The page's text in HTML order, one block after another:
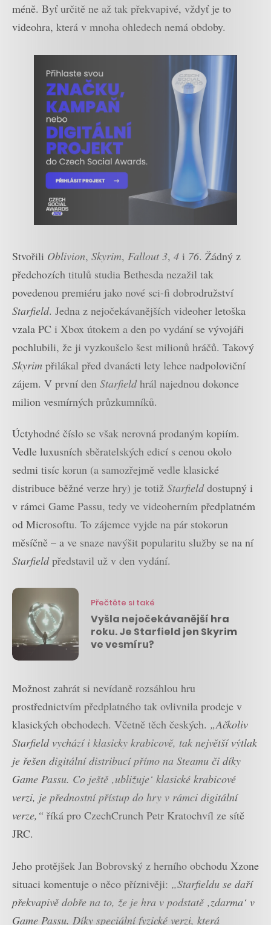
méně. Byť určitě ne až tak překvapivé, vždyť je to
videohra, která v mnoha ohledech nemá obdoby.
Stvořili Oblivion, Skyrim, Fallout 3, 4 i 76. Žádný z
předchozích titulů studia Bethesda nezažil tak
povedenou premiéru jako nové sci-fi dobrodružství
Starfield. Jedna z nejočekávanějších videoher letoška
vzala PC i Xbox útokem a den po vydání se vývojáři
pochlubili, že ji vyzkoušelo šest milionů hráčů. Takový
Skyrim přilákal před dvanácti lety lehce nadpoloviční
zájem. V první den Starfieldhrál najednou dokonce
milion vesmírných průzkumníků.
Úctyhodné číslo se však nerovná prodaným kopiím.
Vedle luxusních sběratelských edicí s cenou okolo
sedmi tisíc korun (a samozřejmě vedle klasické
distribuce běžné verze hry) je totiž Starfielddostupný i
v rámci Game Passu, tedy ve videoherním předplatném
od Microsoftu. To zájemce vyjde na pár stokorun
měsíčně – a ve snaze navýšit popularitu služby se na ní
Starfieldpředstavil už v den vydání.
Přečtěte si také
Vyšla nejočekávanější hra
roku. Je Starfield jen Skyrim
ve vesmíru?
Možnost zahrát si nevídaně rozsáhlou hru
prostřednictvím předplatného tak ovlivnila prodeje v
klasických obchodech. Včetně těch českých. „Ačkoliv
Starfield vychází i klasicky krabicově, tak největší výtlak
je řešen digitální distribucí přímo na Steamu či díky
Game Passu. Co ještě ‚ubližuje‘ klasické krabicové
verzi, je přednostní přístup do hry v rámci digitální
verze,“ říká pro CzechCrunch Petr Kratochvíl ze sítě
JRC.
Jeho protějšek Jan Bobrovský z herního obchodu Xzone
situaci komentuje o něco příznivěji: „Starfieldu se daří
překvapivě dobře na to, že je hra v podstatě ‚zdarma‘ v
Game Passu. Díky speciální fyzické verzi, která